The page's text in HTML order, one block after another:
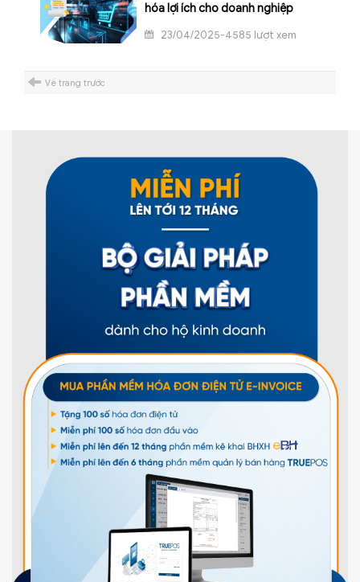
hóa lợi ích cho doanh nghiệp
23/04/2025-4585 lượt xem
Về trang trước